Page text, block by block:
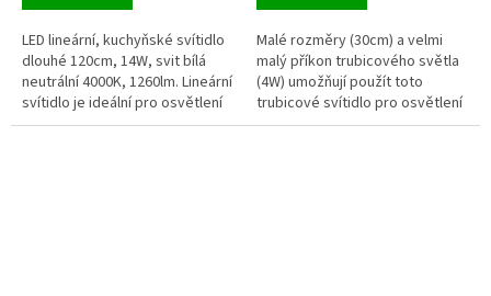
LED lineární, kuchyňské svítidlo
dlouhé 120cm, 14W, svit bílá
neutrální 4000K, 1260lm. Lineární
svítidlo je ideální pro osvětlení
kuchyňských linek, desek,
Malé rozměry (30cm) a velmi
malý příkon trubicového světla
(4W) umožňují použít toto
trubicové svítidlo pro osvětlení
kuchyňských linek, podhledů,